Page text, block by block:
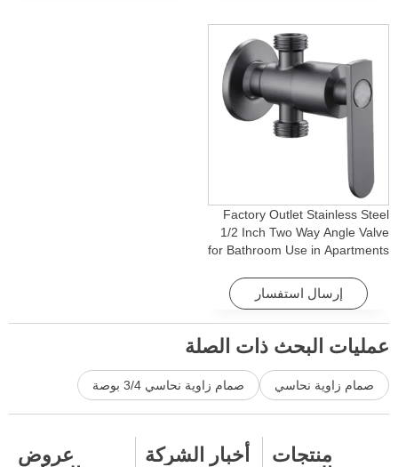
Factory Outlet Stainless Steel
1/2 Inch Two Way Angle Valve
for Bathroom Use in Apartments
إرسال استفسار
عمليات البحث ذات الصلة
صمام زاوية نحاسي صمام زاوية نحاسي 3/4 بوصة
عروض
أخبار الشركة
منتجات